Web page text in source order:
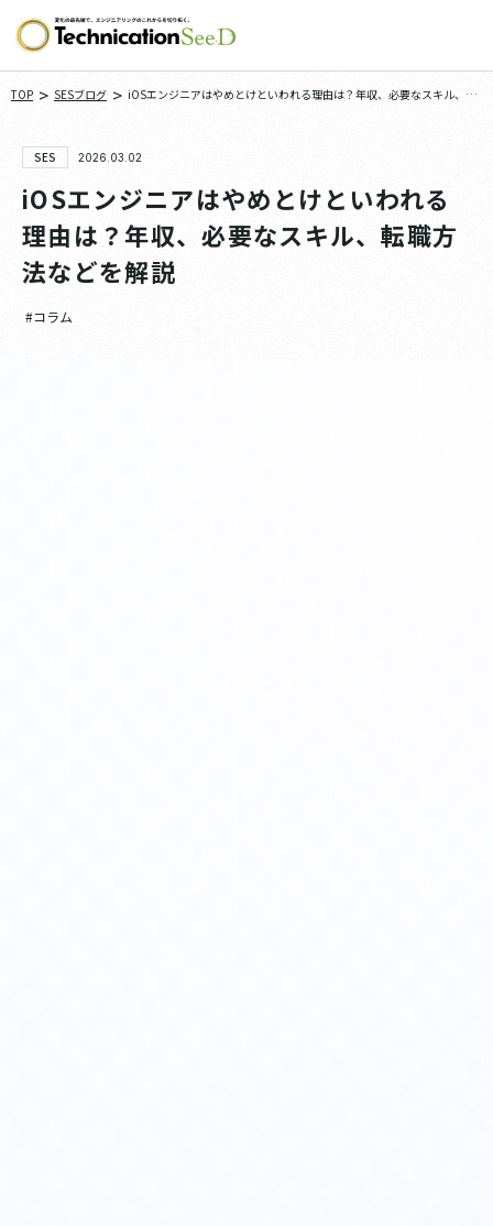
TOP > SESブログ > iOSエンジニアはやめとけといわれる理由は？年収、必要なスキル、転職
SES 2026.03.02
iOSエンジニアはやめとけといわれる
理由は？年収、必要なスキル、転職方
法などを解説
#コラム